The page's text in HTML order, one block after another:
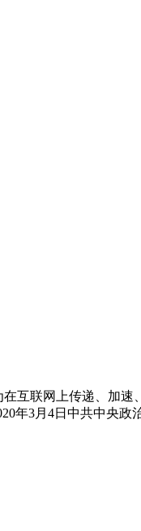
互联网上传递、加
年3月4日中共中央